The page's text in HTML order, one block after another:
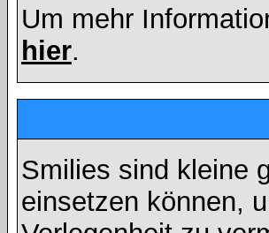
Um mehr
hier.
Smilies sind kleine
einsetzen können,